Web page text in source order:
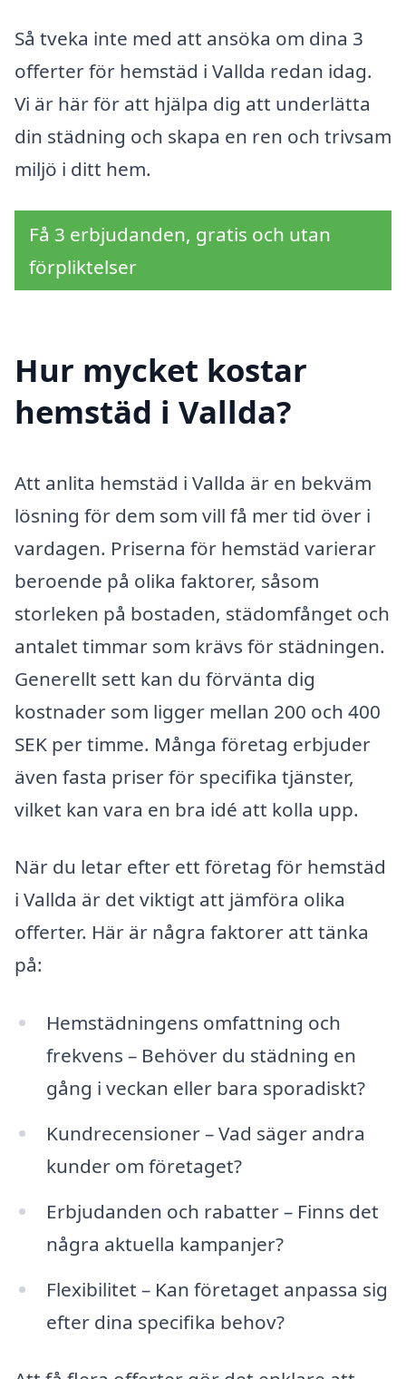
Så tveka inte med att ansöka om dina 3
offerter för hemstäd i Vallda redan idag.
Vi är här för att hjälpa dig att underlätta
din städning och skapa en ren och trivsam
miljö i ditt hem.
Få 3 erbjudanden, gratis och utan
förpliktelser
Hur mycket kostar
hemstäd i Vallda?
Att anlita hemstäd i Vallda är en bekväm
lösning för dem som vill få mer tid över i
vardagen. Priserna för hemstäd varierar
beroende på olika faktorer, såsom
storleken på bostaden, städomfånget och
antalet timmar som krävs för städningen.
Generellt sett kan du förvänta dig
kostnader som ligger mellan 200 och 400
SEK per timme. Många företag erbjuder
även fasta priser för specifika tjänster,
vilket kan vara en bra idé att kolla upp.
När du letar efter ett företag för hemstäd
i Vallda är det viktigt att jämföra olika
offerter. Här är några faktorer att tänka
på:
Hemstädningens omfattning och
frekvens – Behöver du städning en
gång i veckan eller bara sporadiskt?
Kundrecensioner – Vad säger andra
kunder om företaget?
Erbjudanden och rabatter – Finns det
några aktuella kampanjer?
Flexibilitet – Kan företaget anpassa sig
efter dina specifika behov?